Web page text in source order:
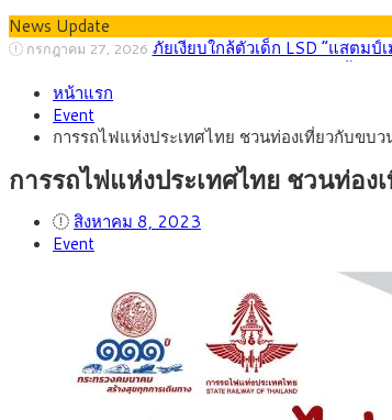
News Update
กรกฎาคม 27, 2026 กรุงศรี คาดเงินบาทสัปดาห์นี้
สิงหาคม 4, 2026
สิงหาคม 3, 2026
สิงหาคม 1, 2026 “เอกนิติ” เปิดเครื่องยนต์เศรษฐกิจใ
กรกฎาคม 27, 2026 ภัยเงียบใกล้ตัวเด็ก LSD “แสตมป์
หน้าแรก
Event
การรถไฟแห่งประเทศไทย ชวนท่องเที่ยวกับข
การรถไฟแห่งประเทศไทย ชวนท่อ
สิงหาคม 8, 2023
Event